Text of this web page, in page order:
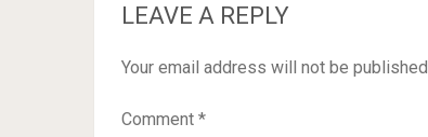
LEAVE A REPLY
Your email address will not be published.
Comment *